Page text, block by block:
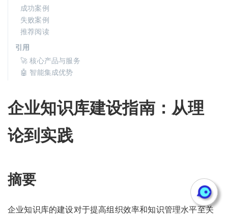
企业知识库建设指南：从理
论到实践
摘要
企业知识库的建设对于提高组织效率和知识管理水平至关
成功案例
失败案例
推荐阅读
引用
🚀 核心产品与服务
🤖 智能集成优势